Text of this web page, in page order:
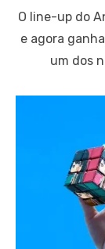
O line-up do
e agora
um dos